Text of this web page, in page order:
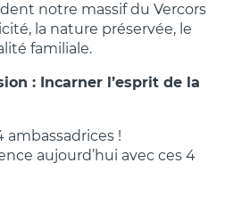
notre massif du Vercors
la nature préservée, le
familiale.
: Incarner l’esprit de la
ambassadrices !
aujourd’hui avec ces 4